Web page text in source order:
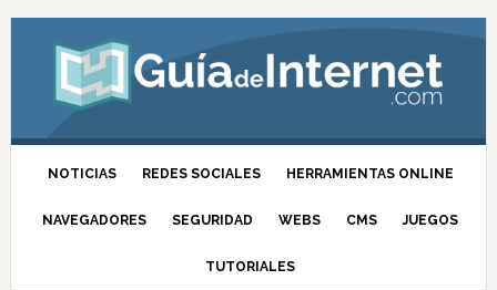
NOTICIAS REDES SOCIALES HERRAMIENTAS ONLINE
NAVEGADORES SEGURIDAD WEBS CMS JUEGOS
TUTORIALES